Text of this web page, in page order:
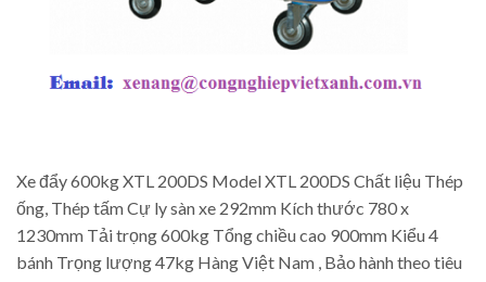
Xe đẩy 600kg XTL 200DS Model XTL 200DS Chất liệu Thép
ống, Thép tấm Cự ly sàn xe 292mm Kích thước 780 x
1230mm Tải trọng 600kg Tổng chiều cao 900mm Kiểu 4
bánh Trọng lượng 47kg Hàng Việt Nam , Bảo hành theo tiêu